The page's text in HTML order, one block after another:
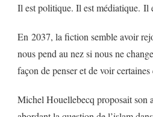
Il est politique. Il est médiatique. Il
En 2037, la fiction semble avoir
nous pend au nez si nous ne
façon de penser et de voir certaines
Michel Houellebecq proposait son